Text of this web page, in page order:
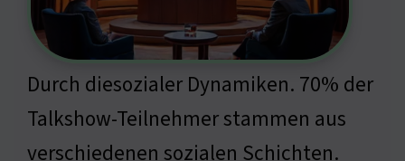
Durch diesozialer Dynamiken. 70% der
Talkshow-Teilnehmer stammen aus
verschiedenen sozialen Schichten.